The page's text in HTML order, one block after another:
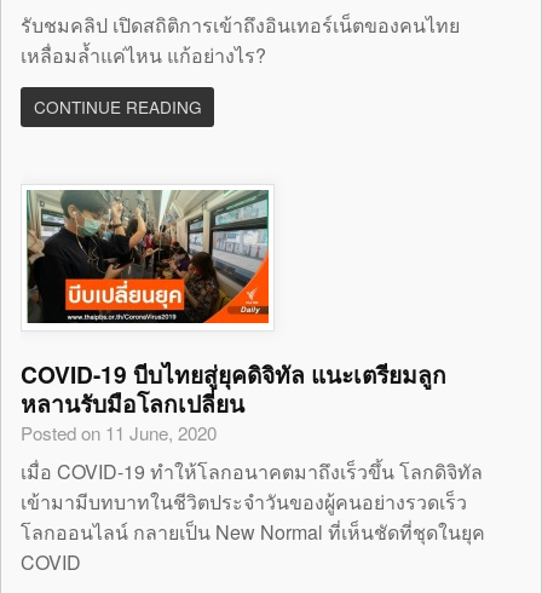
รับชมคลิป เปิดสถิติการเข้าถึงอินเทอร์เน็ตของคนไทย
เหลื่อมล้ำแค่ไหน แก้อย่างไร?
CONTINUE READING
COVID-19 บีบไทยสู่ยุคดิจิทัล แนะเตรียมลูก
หลานรับมือโลกเปลี่ยน
Posted on 11 June, 2020
เมื่อ COVID-19 ทำให้โลกอนาคตมาถึงเร็วขึ้น โลกดิจิทัล
เข้ามามีบทบาทในชีวิตประจำวันของผู้คนอย่างรวดเร็ว
โลกออนไลน์ กลายเป็น New Normal ที่เห็นชัดที่ชุดในยุค
COVID